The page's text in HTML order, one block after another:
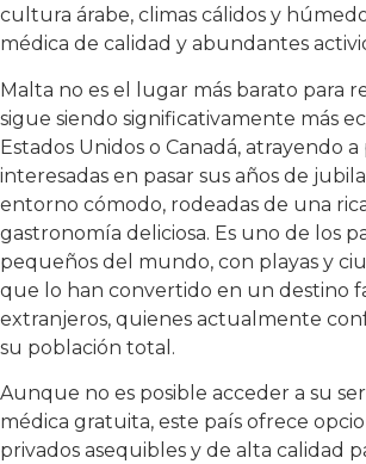
cultura árabe, climas cálidos y
médica de calidad y abundantes
Malta no es el lugar más barato para
sigue siendo significativamente más
Estados Unidos o Canadá, atrayendo a
interesadas en pasar sus años de
entorno cómodo, rodeadas de una
gastronomía deliciosa. Es uno de los
pequeños del mundo, con playas y
que lo han convertido en un destino
extranjeros, quienes actualmente
su población total.
Aunque no es posible acceder a su
médica gratuita, este país ofrece
privados asequibles y de alta calidad